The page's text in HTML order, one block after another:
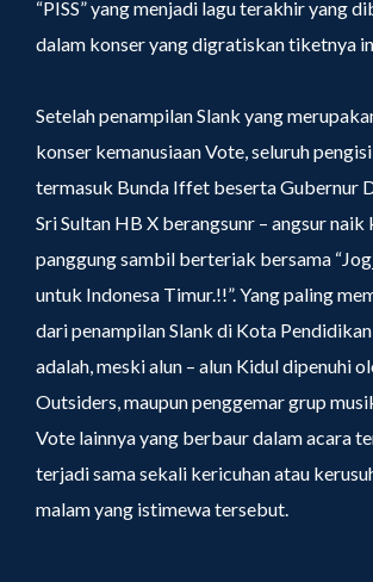
“PISS” yang menjadi lagu terakhir yang
dalam konser yang digratiskan tiketnya
Setelah penampilan Slank yang
konser kemanusiaan Vote, seluruh
termasuk Bunda Iffet beserta Gubernur
Sri Sultan HB X berangsunr – angsur naik
panggung sambil berteriak bersama
untuk Indonesa Timur.!!”. Yang paling
dari penampilan Slank di Kota
adalah, meski alun – alun Kidul dipenuhi
Outsiders, maupun penggemar grup
Vote lainnya yang berbaur dalam acara
terjadi sama sekali kericuhan atau
malam yang istimewa tersebut.